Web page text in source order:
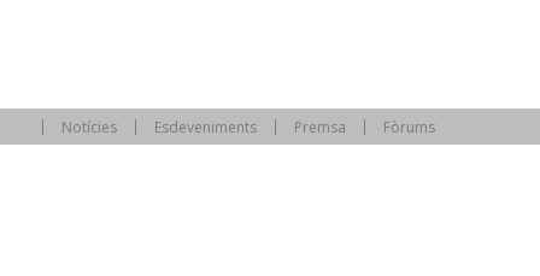
Notícies Esdeveniments Premsa Fòrums